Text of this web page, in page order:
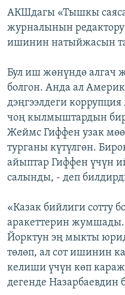
АКШдагы «Тышкы
журналынын редактору
ишинин натыйжасын
Бул иш жөнүндө алгач
болгон. Анда ал
дэңгээлдеги
чоң кылмыштардын
Жеймс Гиффен узак
турганы күтүлгөн.
айыптар Гиффен үчүн
салынды, - деп
«Казак бийлиги сотту
аракеттерин
Йорктун эң мыкты
төлөп, ал сот ишинин
келиши үчүн көп
дегенде